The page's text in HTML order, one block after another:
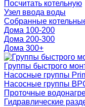
Посчитать котельную
Узел ввода воды
Собранные
Дома 100-200
Дома 200-300
Дома 300+
Группы быстрого
Насосные группы
Насосные группы
Проточные
Гидравлические